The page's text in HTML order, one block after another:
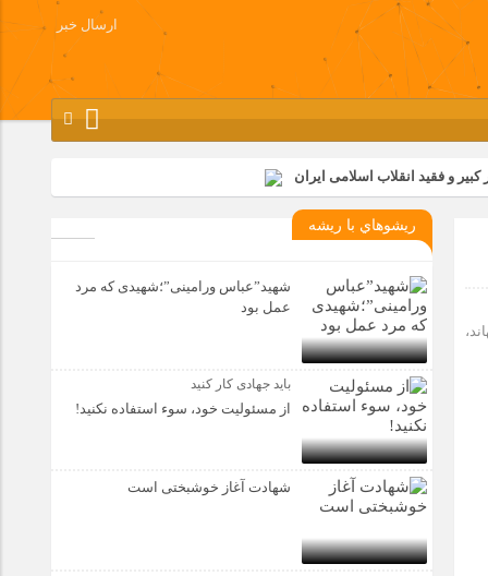
ارسال خبر
و فقید انقلاب اسلامی ایران
زامیاد
آزادسازی خرمشهر در شرکت پارس خودرو برگزار شد
جهان شرکت کرد
ريشوهاي با ريشه
شهید”عباس ورامینی”؛شهیدی که مرد
عمل بود
باید جهادی کار کنید
از مسئولیت خود، سوء استفاده نکنید!
شهادت آغاز خوشبختی است